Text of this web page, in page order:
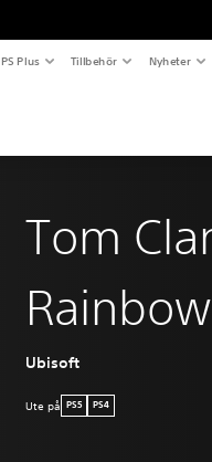
PS Plus Tillbehör Nyheter
Tom
Ubisoft
Ute på PS5 PS4